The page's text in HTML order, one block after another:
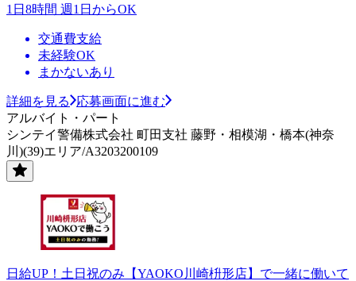
1日8時間 週1日からOK
交通費支給
未経験OK
まかないあり
詳細を見る
応募画面に進む
アルバイト・パート
シンテイ警備株式会社 町田支社 藤野・相模湖・橋本(神奈
川)(39)エリア/A3203200109
日給UP！土日祝のみ【YAOKO川崎枡形店】で一緒に働いて